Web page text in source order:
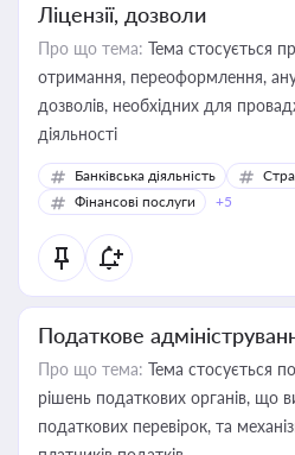
Ліцензії, дозволи
Про що тема: Тема стосується
отримання, переоформлення,
дозволів, необхідних для
діяльності
Банківська діяльність
Фінансові послуги
+5
Податкове
Про що тема: Тема стосується
рішень податкових органів, що
податкових перевірок, та